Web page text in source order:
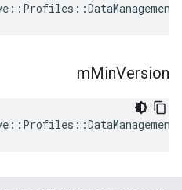
mMinVersion